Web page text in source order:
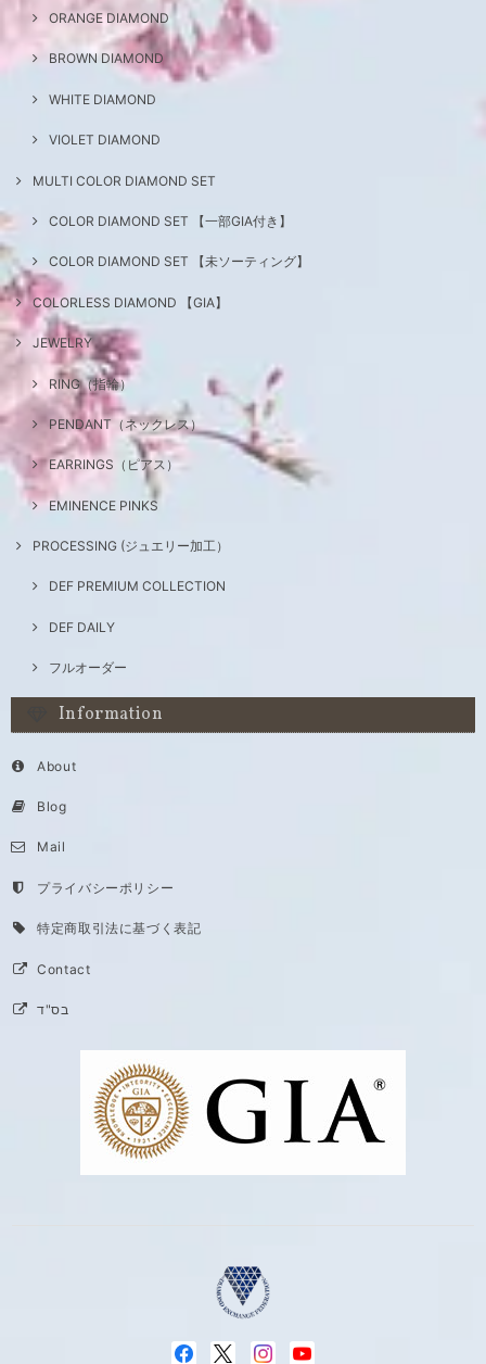
ORANGE DIAMOND
BROWN DIAMOND
WHITE DIAMOND
VIOLET DIAMOND
MULTI COLOR DIAMOND SET
COLOR DIAMOND SET 【一部GIA付き】
COLOR DIAMOND SET 【未ソーティング】
COLORLESS DIAMOND 【GIA】
JEWELRY
RING（指輪）
PENDANT（ネックレス）
EARRINGS（ピアス）
EMINENCE PINKS
PROCESSING (ジュエリー加工）
DEF PREMIUM COLLECTION
DEF DAILY
フルオーダー
Information
About
Blog
Mail
プライバシーポリシー
特定商取引法に基づく表記
Contact
בס"ד